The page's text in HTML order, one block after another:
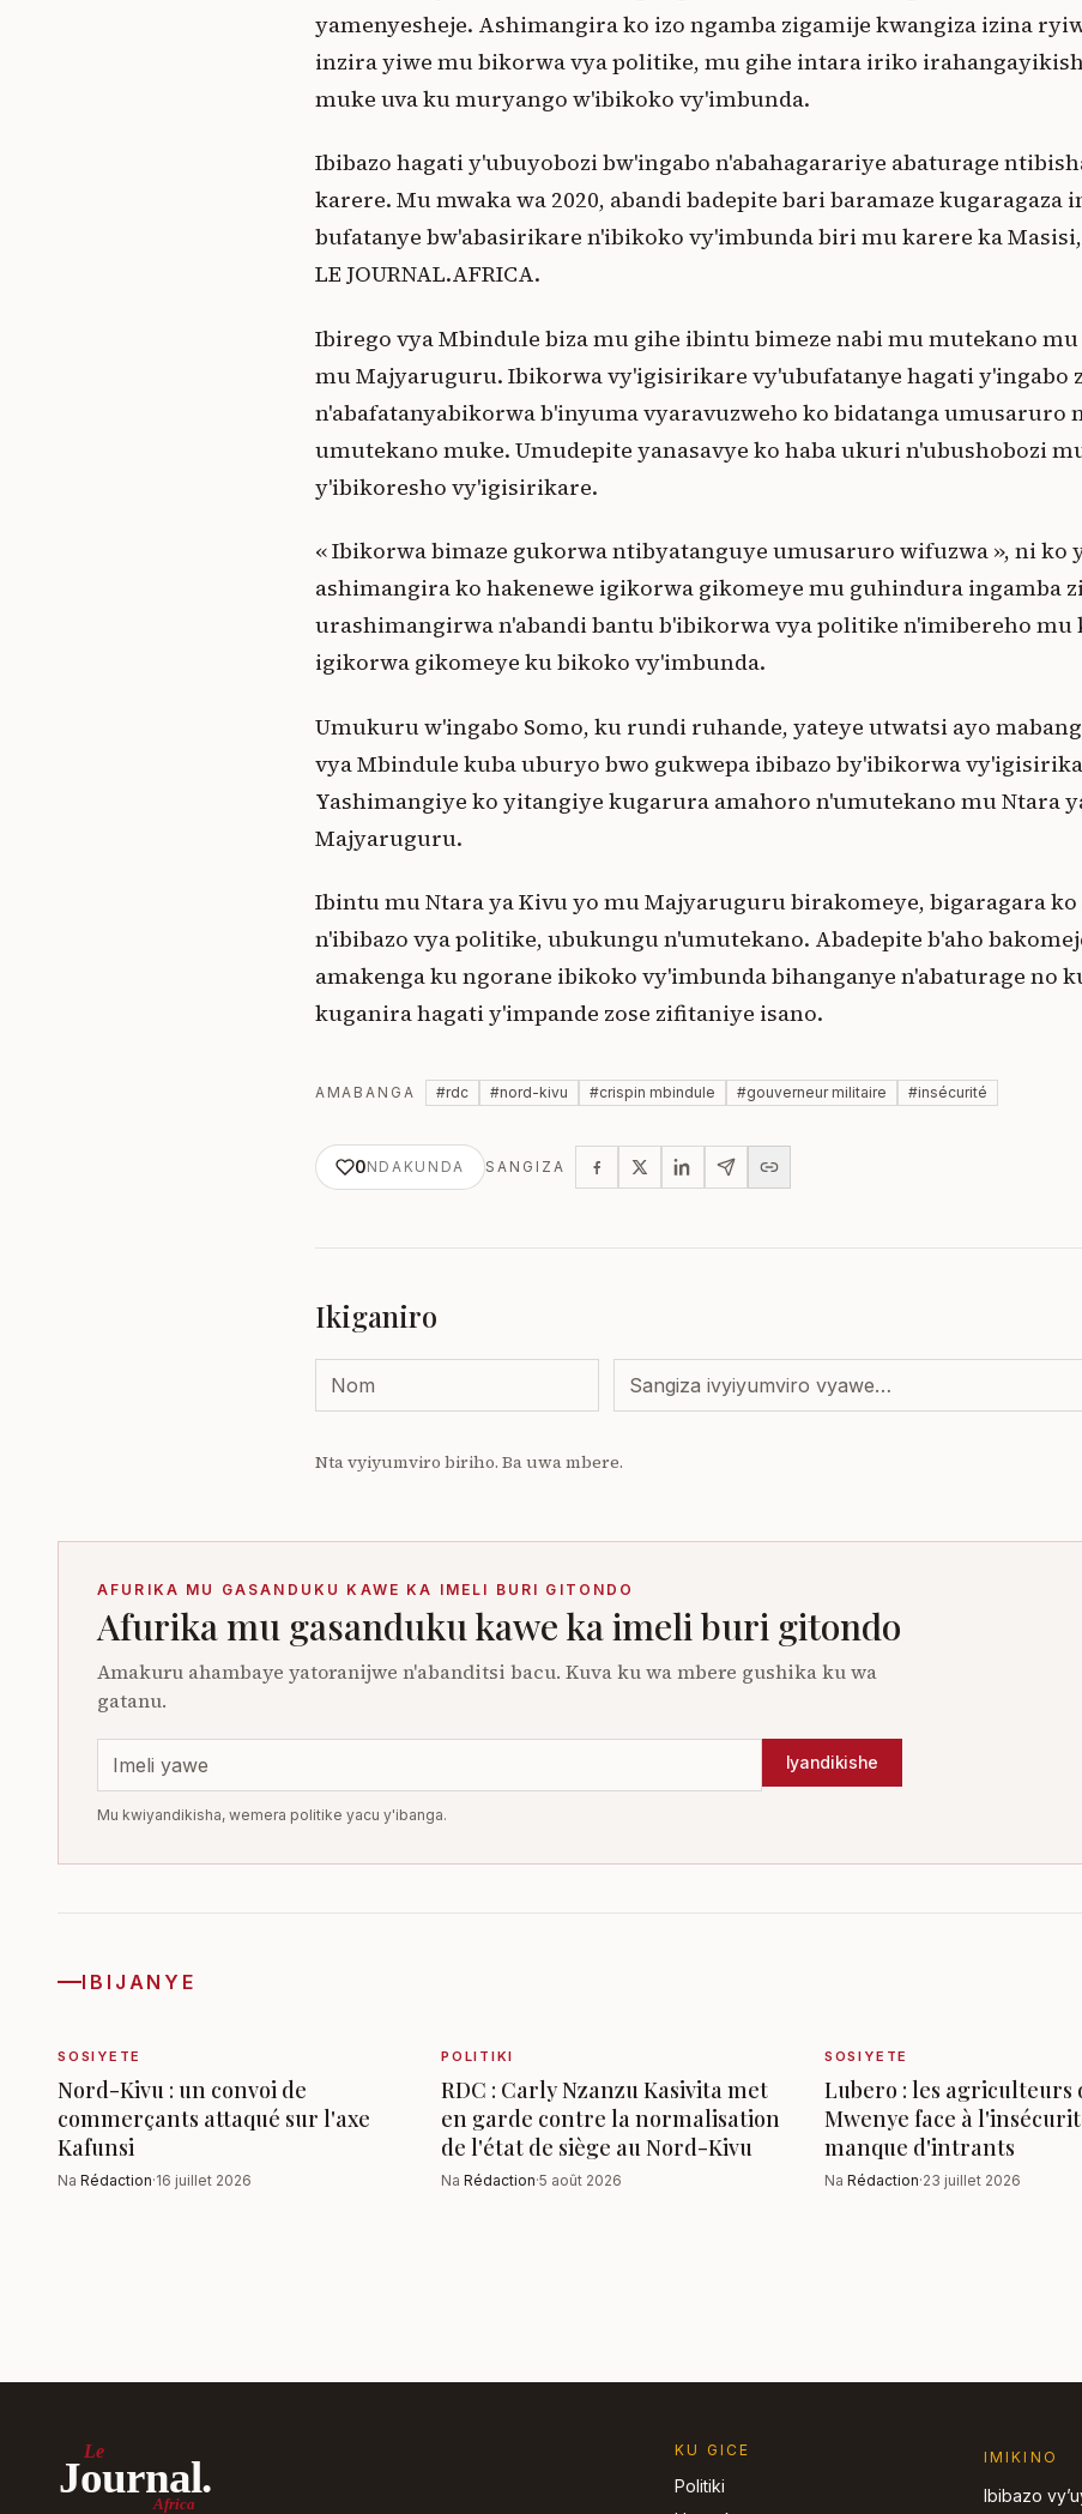
yamenyesheje. Ashimangira ko izo ngamba zigamije kwangiza izina
inzira yiwe mu bikorwa vya politike, mu gihe intara iriko
muke uva ku muryango w'ibikoko vy'imbunda.
Ibibazo hagati y'ubuyobozi bw'ingabo n'abahagarariye abaturage
karere. Mu mwaka wa 2020, abandi badepite bari baramaze kugaragaza
bufatanye bw'abasirikare n'ibikoko vy'imbunda biri mu karere ka
LE JOURNAL.AFRICA.
Ibirego vya Mbindule biza mu gihe ibintu bimeze nabi mu mutekano
mu Majyaruguru. Ibikorwa vy'igisirikare vy'ubufatanye hagati y'ingabo
n'abafatanyabikorwa b'inyuma vyaravuzweho ko bidatanga umusaruro
umutekano muke. Umudepite yanasavye ko haba ukuri n'ubushobozi
y'ibikoresho vy'igisirikare.
« Ibikorwa bimaze gukorwa ntibyatanguye umusaruro wifuzwa », ni ko
ashimangira ko hakenewe igikorwa gikomeye mu guhindura ingamba
urashimangirwa n'abandi bantu b'ibikorwa vya politike n'imibereho mu
igikorwa gikomeye ku bikoko vy'imbunda.
Umukuru w'ingabo Somo, ku rundi ruhande, yateye utwatsi ayo
vya Mbindule kuba uburyo bwo gukwepa ibibazo by'ibikorwa
Yashimangiye ko yitangiye kugarura amahoro n'umutekano mu Ntara
Majyaruguru.
Ibintu mu Ntara ya Kivu yo mu Majyaruguru birakomeye, bigaragara
n'ibibazo vya politike, ubukungu n'umutekano. Abadepite b'aho
amakenga ku ngorane ibikoko vy'imbunda bihanganye n'abaturage no
kuganira hagati y'impande zose zifitaniye isano.
AMABANGA #rdc #nord-kivu #crispin mbindule #gouverneur militaire #insécurité
0NDAKUNDA SANGIZA
Ikiganiro
Nta vyiyumviro biriho. Ba uwa mbere.
AFURIKA MU GASANDUKU KAWE KA IMELI BURI GITONDO
Afurika mu gasanduku kawe ka imeli buri gitondo
Amakuru ahambaye yatoranijwe n'abanditsi bacu. Kuva ku wa mbere gushika ku wa
gatanu.
Iyandikishe
Mu kwiyandikisha, wemera politike yacu y'ibanga.
IBIJANYE
SOSIYETE
Nord-Kivu : un convoi de
commerçants attaqué sur l'axe
Kafunsi
Na Rédaction·16 juillet 2026
POLITIKI
RDC : Carly Nzanzu Kasivita met
en garde contre la normalisation
de l'état de siège au Nord-Kivu
Na Rédaction·5 août 2026
SOSIYETE
Lubero : les agriculteurs
Mwenye face à
manque d'intrants
Na Rédaction·23 juillet 2026
Le
Journal.
Africa
KU GICE
Politiki
IMIKINO
Ibibazo